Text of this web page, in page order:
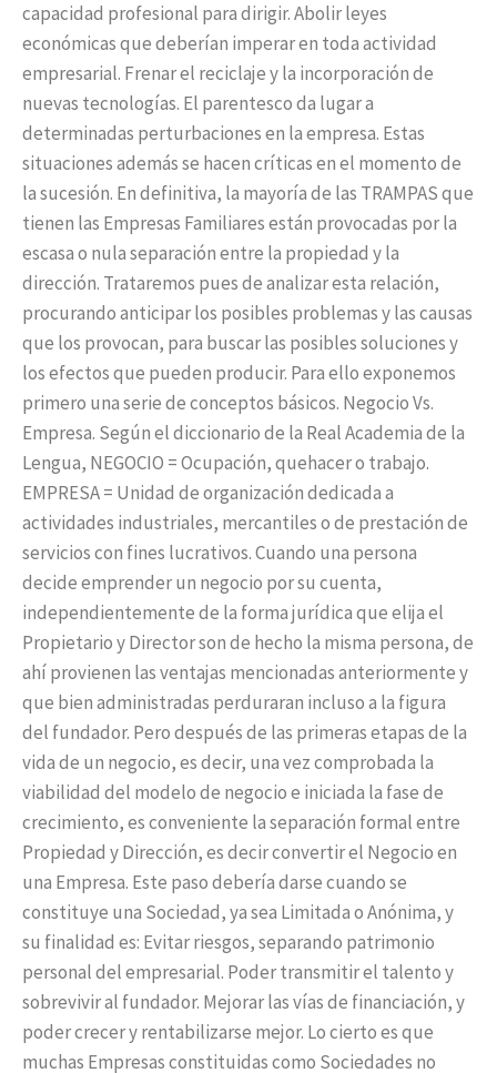
capacidad profesional para dirigir. Abolir leyes
económicas que deberían imperar en toda actividad
empresarial. Frenar el reciclaje y la incorporación de
nuevas tecnologías. El parentesco da lugar a
determinadas perturbaciones en la empresa. Estas
situaciones además se hacen críticas en el momento de
la sucesión. En definitiva, la mayoría de las TRAMPAS que
tienen las Empresas Familiares están provocadas por la
escasa o nula separación entre la propiedad y la
dirección. Trataremos pues de analizar esta relación,
procurando anticipar los posibles problemas y las causas
que los provocan, para buscar las posibles soluciones y
los efectos que pueden producir. Para ello exponemos
primero una serie de conceptos básicos. Negocio Vs.
Empresa. Según el diccionario de la Real Academia de la
Lengua, NEGOCIO = Ocupación, quehacer o trabajo.
EMPRESA = Unidad de organización dedicada a
actividades industriales, mercantiles o de prestación de
servicios con fines lucrativos. Cuando una persona
decide emprender un negocio por su cuenta,
independientemente de la forma jurídica que elija el
Propietario y Director son de hecho la misma persona, de
ahí provienen las ventajas mencionadas anteriormente y
que bien administradas perduraran incluso a la figura
del fundador. Pero después de las primeras etapas de la
vida de un negocio, es decir, una vez comprobada la
viabilidad del modelo de negocio e iniciada la fase de
crecimiento, es conveniente la separación formal entre
Propiedad y Dirección, es decir convertir el Negocio en
una Empresa. Este paso debería darse cuando se
constituye una Sociedad, ya sea Limitada o Anónima, y
su finalidad es: Evitar riesgos, separando patrimonio
personal del empresarial. Poder transmitir el talento y
sobrevivir al fundador. Mejorar las vías de financiación, y
poder crecer y rentabilizarse mejor. Lo cierto es que
muchas Empresas constituidas como Sociedades no